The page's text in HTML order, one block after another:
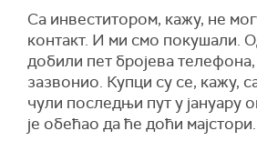
Са инвеститором, кажу, не
контакт. И ми смо покушали.
добили пет бројева телефона,
зазвонио. Купци су се, кажу,
чули последњи пут у јануару
је обећао да ће доћи мајстори.